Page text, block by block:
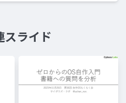
スライド